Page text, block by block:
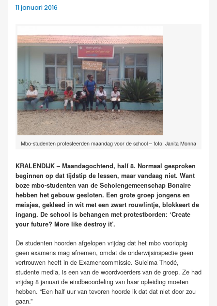
11 januari 2016
Mbo-studenten protesteerden maandag voor de school – foto: Janita Monna
KRALENDIJK – Maandagochtend, half 8. Normaal gesproken
beginnen op dat tijdstip de lessen, maar vandaag niet. Want
boze mbo-studenten van de Scholengemeenschap Bonaire
hebben het gebouw gesloten. Een grote groep jongens en
meisjes, gekleed in wit met een zwart rouwlintje, blokkeert de
ingang. De school is behangen met protestborden: ‘Create
your future? More like destroy it’.
De studenten hoorden afgelopen vrijdag dat het mbo voorlopig
geen examens mag afnemen, omdat de onderwijsinspectie geen
vertrouwen heeft in de Examencommissie. Suleima Thodé,
studente media, is een van de woordvoerders van de groep. Ze had
vrijdag 8 januari de eindbeoordeling van haar opleiding moeten
hebben. “Een half uur van tevoren hoorde ik dat dat niet door zou
gaan.”